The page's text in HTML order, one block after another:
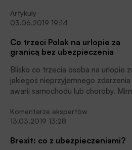
Artykuły
03.06.2019 19:14
Co trzeci Polak na urlopie za
granicą bez ubezpieczenia
Blisko co trzecia osoba na urlopie
jakiegoś nieprzyjemnego
awarii samochodu lub choroby.
ani karty EKUZ, wynika z raportu
„Bezpieczni w podróży”. Za
turystycznej ankietowani uznają
poczucie bezpieczeństwa.
Komentarze ekspertów
13.03.2019 13:28
Brexit: co z ubezpieczeniami?